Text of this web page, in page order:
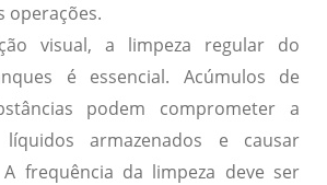
operações.
visual, a limpeza regular do
é essencial. Acúmulos de
podem comprometer a
armazenados e causar
A frequência da limpeza deve ser